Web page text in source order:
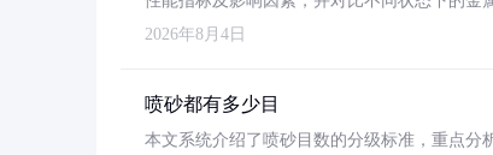
2026年8月4日
喷砂都有多少目
本文系统介绍了喷砂目数的分级标准，重点分